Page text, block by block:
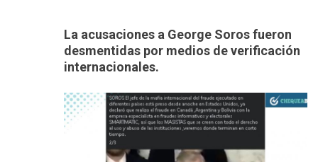
La acusaciones a George Soros fueron
desmentidas por medios de verificación
internacionales.